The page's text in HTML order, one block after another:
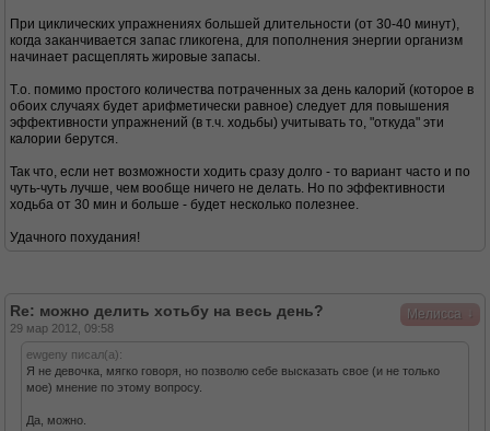
При циклических упражнениях большей длительности (от 30-40 минут),
когда заканчивается запас гликогена, для пополнения энергии организм
начинает расщеплять жировые запасы.
Т.о. помимо простого количества потраченных за день калорий (которое в
обоих случаях будет арифметически равное) следует для повышения
эффективности упражнений (в т.ч. ходьбы) учитывать то, "откуда" эти
калории берутся.
Так что, если нет возможности ходить сразу долго - то вариант часто и по
чуть-чуть лучше, чем вообще ничего не делать. Но по эффективности
ходьба от 30 мин и больше - будет несколько полезнее.
Удачного похудания!
Мелисса
Re: можно делить хотьбу на весь день?
29 мар 2012, 09:58
ewgeny писал(а):
Я не девочка, мягко говоря, но позволю себе высказать свое (и не только
мое) мнение по этому вопросу.
Да, можно.